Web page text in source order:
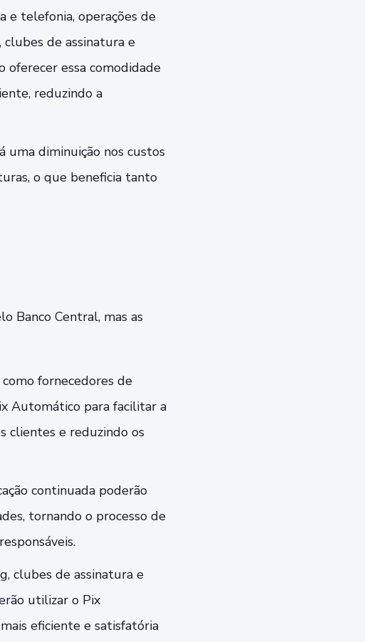
e telefonia, operações de
clubes de assinatura e
essa comodidade
reduzindo a
uma diminuição nos custos
o que beneficia tanto
Banco Central, mas as
fornecedores de
Automático para facilitar a
clientes e reduzindo os
continuada poderão
tornando o processo de
clubes de assinatura e
utilizar o Pix
eficiente e satisfatória